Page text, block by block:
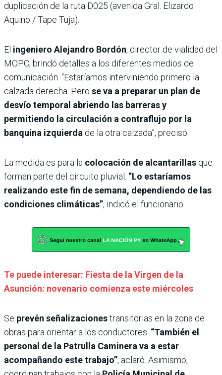
duplicación de la ruta D025 (avenida Gral. Elizardo
Aquino / Tape Tuja).
El ingeniero Alejandro Bordón, director de vialidad del
MOPC, brindó detalles a los diferentes medios de
comunicación. “Estaríamos interviniendo primero la
calzada derecha. Pero se va a preparar un plan de
desvío temporal abriendo las barreras y
permitiendo la circulación a contraflujo por la
banquina izquierda de la otra calzada”, precisó.
La medida es para la colocación de alcantarillas que
forman parte del circuito pluvial. “Lo estaríamos
realizando este fin de semana, dependiendo de las
condiciones climáticas”, indicó el funcionario.
Te puede interesar: Fiesta de la Virgen de la
Asunción: novenario comienza este miércoles
Se prevén señalizacionestransitorias en la zona de
obras para orientar a los conductores. “También el
personal de la Patrulla Caminera va a estar
acompañando este trabajo”, aclaró. Asimismo,